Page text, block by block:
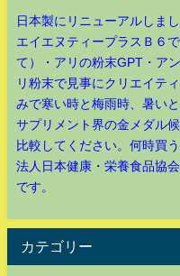
日本製にリニューアルしまし
エイエヌティープラスＢ６
て）・アリの粉末GPT・ア
リ粉末で見事にクリエイテ
みで寒い時と梅雨時、暑い
サプリメント界の金メダル
比較してください。何時買
法人日本健康・栄養食品協
です。
カテゴリー